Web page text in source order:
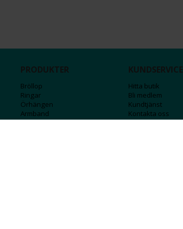
PRODUKTER
Bröllop
Ringar
Örhängen
Armband
Halsband
KUNDSERVICE
Hitta butik
Bli medlem
Kundtjänst
Kontakta oss
Guide för kedjor